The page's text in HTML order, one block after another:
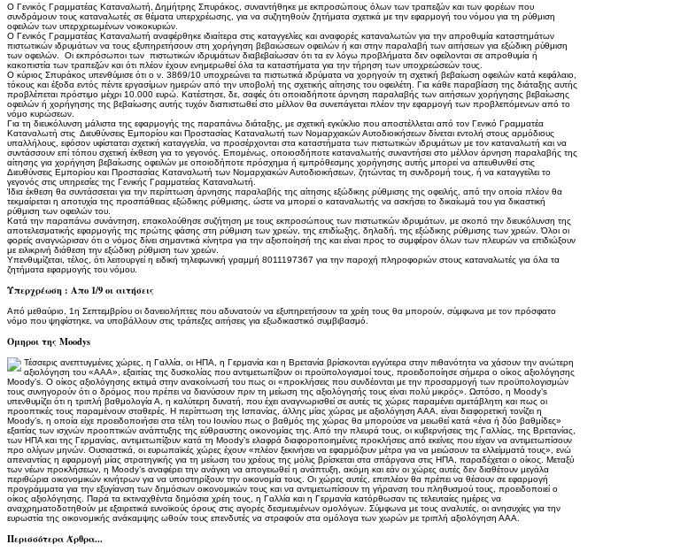
Ο Γενικός Γραμματέας Καταναλωτή, Δημήτρης Σπυράκος, συναντήθηκε με εκπροσώπους όλων των τραπεζών και των φορέων που
συνδράμουν τους καταναλωτές σε θέματα υπερχρέωσης, για να συζητηθούν ζητήματα σχετικά με την εφαρμογή του νόμου για τη ρύθμιση
οφειλών των υπερχρεωμένων νοικοκυριών.
Ο Γενικός Γραμματέας Καταναλωτή αναφέρθηκε ιδιαίτερα στις καταγγελίες και αναφορές καταναλωτών για την απροθυμία καταστημάτων
πιστωτικών ιδρυμάτων να τους εξυπηρετήσουν στη χορήγηση βεβαιώσεων οφειλών ή και στην παραλαβή των αιτήσεων για εξώδικη ρύθμιση
των οφειλών. Οι εκπρόσωποι των πιστωτικών ιδρυμάτων διαβεβαίωσαν ότι τα εν λόγω προβλήματα δεν οφείλονται σε απροθυμία ή
κακοπιστία των τραπεζών και ότι πλέον έχουν ενημερωθεί όλα τα καταστήματα για την τήρηση των υποχρεώσεών τους.
Ο κύριος Σπυράκος υπενθύμισε ότι ο ν. 3869/10 υποχρεώνει τα πιστωτικά ιδρύματα να χορηγούν τη σχετική βεβαίωση οφειλών κατά κεφάλαιο,
τόκους και έξοδα εντός πέντε εργασίμων ημερών από την υποβολή της σχετικής αίτησης του οφειλέτη. Για κάθε παραβίαση της διάταξης αυτής
προβλέπεται πρόστιμο μέχρι 10.000 ευρώ. Κατέστησε, δε, σαφές ότι οποιαδήποτε άρνηση παραλαβής των αιτήσεων χορήγησης βεβαίωσης
οφειλών ή χορήγησης της βεβαίωσης αυτής τυχόν διαπιστωθεί στο μέλλον θα συνεπάγεται πλέον την εφαρμογή των προβλεπόμενων από το
νόμο κυρώσεων.
Για τη διευκόλυνση μάλιστα της εφαρμογής της παραπάνω διάταξης, με σχετική εγκύκλιο που αποστέλλεται από τον Γενικό Γραμματέα
Καταναλωτή στις Διευθύνσεις Εμπορίου και Προστασίας Καταναλωτή των Νομαρχιακών Αυτοδιοικήσεων δίνεται εντολή στους αρμόδιους
υπαλλήλους, εφόσον υφίσταται σχετική καταγγελία, να προσέρχονται στα καταστήματα των πιστωτικών ιδρυμάτων με τον καταναλωτή και να
συντάσσουν επί τόπου σχετική έκθεση για το γεγονός. Επομένως, οποιοσδήποτε καταναλωτής συναντήσει στο μέλλον άρνηση παραλαβής της
αίτησης για χορήγηση βεβαίωσης οφειλών με οποιοδήποτε πρόσχημα ή εμπρόθεσμης χορήγησης αυτής μπορεί να απευθυνθεί στις
Διευθύνσεις Εμπορίου και Προστασίας Καταναλωτή των Νομαρχιακών Αυτοδιοικήσεων, ζητώντας τη συνδρομή τους, ή να καταγγείλει το
γεγονός στις υπηρεσίες της Γενικής Γραμματείας Καταναλωτή.
Ίδια έκθεση θα συντάσσεται για την περίπτωση άρνησης παραλαβής της αίτησης εξώδικης ρύθμισης της οφειλής, από την οποία πλέον θα
τεκμαίρεται η αποτυχία της προσπάθειας εξώδικης ρύθμισης, ώστε να μπορεί ο καταναλωτής να ασκήσει το δικαίωμά του για δικαστική
ρύθμιση των οφειλών του.
Κατά την παραπάνω συνάντηση, επακολούθησε συζήτηση με τους εκπροσώπους των πιστωτικών ιδρυμάτων, με σκοπό την διευκόλυνση της
αποτελεσματικής εφαρμογής της πρώτης φάσης στη ρύθμιση των χρεών, της επιδίωξης, δηλαδή, της εξώδικης ρύθμισης των χρεών. Όλοι οι
φορείς αναγνώρισαν ότι ο νόμος δίνει σημαντικά κίνητρα για την αξιοποίησή της και είναι προς το συμφέρον όλων των πλευρών να επιδιώξουν
με ειλικρινή διάθεση την εξώδικη ρύθμιση των χρεών.
Υπενθυμίζεται, τέλος, ότι λειτουργεί η ειδική τηλεφωνική γραμμή 8011197367 για την παροχή πληροφοριών στους καταναλωτές για όλα τα
ζητήματα εφαρμογής του νόμου.
Υπερχρέωση : Απο 1/9 οι αιτήσεις
Από μεθαύριο, 1η Σεπτεμβρίου οι δανειολήπτες που αδυνατούν να εξυπηρετήσουν τα χρέη τους θα μπορούν, σύμφωνα με τον πρόσφατο
νόμο που ψηφίστηκε, να υποβάλλουν στις τράπεζες αιτήσεις για εξωδικαστικό συμβιβασμό.
Ομηροι της Moodys
Τέσσερις ανεπτυγμένες χώρες, η Γαλλία, οι ΗΠΑ, η Γερμανία και η Βρετανία βρίσκονται εγγύτερα στην πιθανότητα να χάσουν την ανώτερη
αξιολόγηση του «ΑΑΑ», εξαιτίας της δυσκολίας που αντιμετωπίζουν οι προϋπολογισμοί τους, προειδοποίησε σήμερα ο οίκος αξιολόγησης
Moody’s. Ο οίκος αξιολόγησης εκτιμά στην ανακοίνωσή του πως οι «προκλήσεις που συνδέονται με την προσαρμογή των προϋπολογισμών
τους συνηγορούν ότι ο δρόμος που πρέπει να διανύσουν πριν τη μείωση της αξιολόγησής τους είναι πολύ μικρός». Ωστόσο, η Moody’s
υπενθυμίζει ότι η τριπλή βαθμολογία Α, η καλύτερη δυνατή, που έχει αναγνωρισθεί σε αυτές τις χώρες παραμένει αμετάβλητη και πως οι
προοπτικές τους παραμένουν σταθερές. Η περίπτωση της Ισπανίας, άλλης μίας χώρας με αξιολόγηση ΑΑΑ, είναι διαφορετική τονίζει η
Moody’s, η οποία είχε προειδοποιήσει στα τέλη του Ιουνίου πως ο βαθμός της χώρας θα μπορούσε να μειωθεί κατά «ένα ή δύο βαθμίδες»
εξαιτίας των ισχνών προοπτικών ανάπτυξης της εύθραυστης οικονομίας της. Από την πλευρά τους, οι κυβερνήσεις της Γαλλίας, της Βρετανίας,
των ΗΠΑ και της Γερμανίας, αντιμετωπίζουν κατά τη Moody’s ελαφρά διαφοροποιημένες προκλήσεις από εκείνες που είχαν να αντιμετωπίσουν
προ ολίγων μηνών. Ουσιαστικά, οι ευρωπαϊκές χώρες έχουν «πλέον ξεκινήσει να εφαρμόζουν μέτρα για να μειώσουν τα ελλείμματά τους», ενώ
απεναντίας η εφαρμογή μίας στρατηγικής για τη μείωση του χρέους της μόλις βρίσκεται στα σπάργανα στις ΗΠΑ, παραδέχεται ο οίκος. Μεταξύ
των νέων προκλήσεων, η Moody’s αναφέρει την ανάγκη να απογειωθεί η ανάπτυξη, ακόμη και εάν οι χώρες αυτές δεν διαθέτουν μεγάλα
περιθώρια οικονομικών κινήτρων για να υποστηρίξουν την οικονομία τους. Οι χώρες αυτές, επιπλέον θα πρέπει να θέσουν σε εφαρμογή
προγράμματα για την εξυγίανση των δημόσιων οικονομικών τους και να αντιμετωπίσουν τη γήρανση του πληθυσμού τους, προειδοποιεί ο
οίκος αξιολόγησης. Παρά τα εκτιναχθέντα δημόσια χρέη τους, η Γαλλία και η Γερμανία κατόρθωσαν τις τελευταίες ημέρες να
αναχρηματοδοτηθούν με εξαιρετικά ευνοϊκούς όρους στις αγορές δεσμευμένων ομολόγων. Σύμφωνα με τους αναλυτές, οι ανησυχίες για την
ευρωστία της οικονομικής ανάκαμψης ωθούν τους επενδυτές να στραφούν στα ομόλογα των χωρών με τριπλή αξιολόγηση ΑΑΑ.
Περισσότερα Άρθρα...